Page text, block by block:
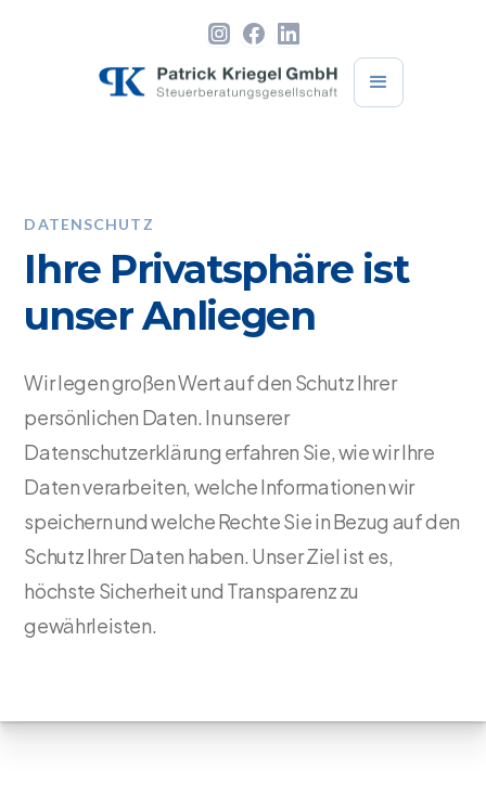
DATENSCHUTZ
Ihre Privatsphäre ist
unser Anliegen
Wir legen großen Wert auf den Schutz Ihrer
persönlichen Daten. In unserer
Datenschutzerklärung erfahren Sie, wie wir Ihre
Daten verarbeiten, welche Informationen wir
speichern und welche Rechte Sie in Bezug auf den
Schutz Ihrer Daten haben. Unser Ziel ist es,
höchste Sicherheit und Transparenz zu
gewährleisten.